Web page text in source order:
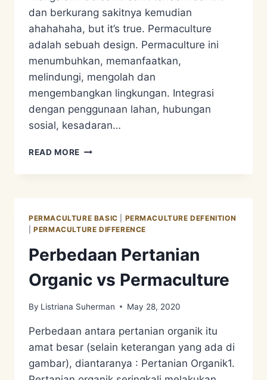
dan berkurang sakitnya kemudian
ahahahaha, but it’s true. Permaculture
adalah sebuah design. Permaculture ini
menumbuhkan, memanfaatkan,
melindungi, mengolah dan
mengembangkan lingkungan. Integrasi
dengan penggunaan lahan, hubungan
sosial, kesadaran…
READ MORE MISKONSEPSI
NOMER
PERMACULTURE BASIC
PERMACULTURE DEFENITION
|PERMACULTURE DIFFERENCE
Perbedaan Pertanian
Organic vs Permaculture
By Listriana Suherman May 28, 2020
Perbedaan antara pertanian organik itu
amat besar (selain keterangan yang ada di
gambar), diantaranya : Pertanian Organik1.